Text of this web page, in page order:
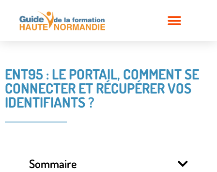
ENT95 : LE PORTAIL, COMMENT SE
CONNECTER ET RÉCUPÉRER VOS
IDENTIFIANTS ?
Sommaire